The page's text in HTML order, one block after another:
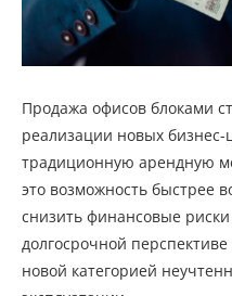
Продажа офисов блоками
реализации новых
традиционную арендную
это возможность быстрее
снизить финансовые
долгосрочной
новой категорией